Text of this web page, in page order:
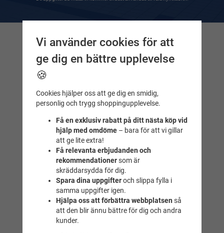
Kontakta oss
Frågor & svar
Idrottsgatan 2
(Fyrishovs foajé)
Uppsala
Öppettider
Simbutiken lagerbutik
Skäggesta 201
75592 Uppsala
Vi använder cookies för att
ge dig en bättre upplevelse
🍪
Cookies hjälper oss att ge dig en smidig,
personlig och trygg shoppingupplevelse.
Få en exklusiv rabatt på ditt nästa köp vid
hjälp med omdöme– bara för att vi gillar
att ge lite extra!
Få relevanta erbjudanden och
rekommendationersom är
skräddarsydda för dig.
Spara dina uppgifteroch slippa fylla i
samma uppgifter igen.
Hjälpa oss att förbättra webbplatsen så
att den blir ännu bättre för dig och andra
kunder.